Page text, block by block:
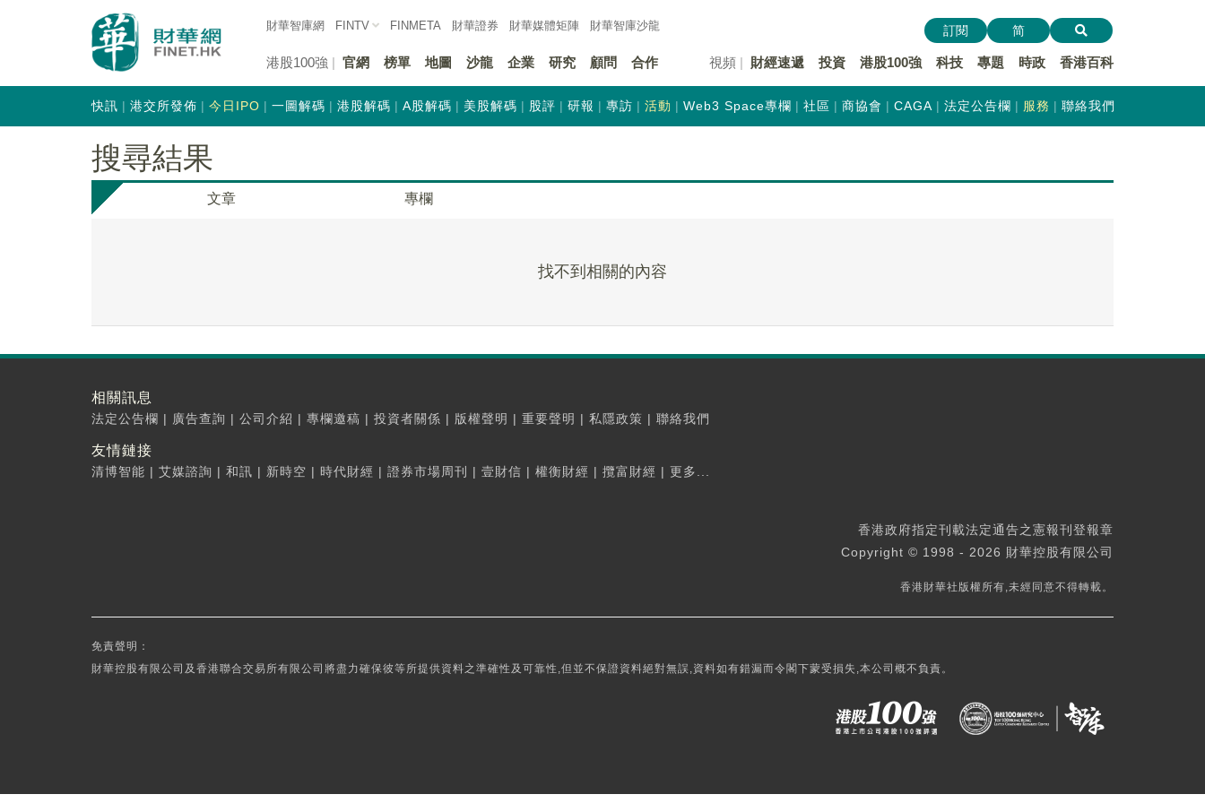
財華智庫網 FINTV FINMETA 財華證券 財華媒體矩陣 財華智庫沙龍
港股100強 官網 榜單 地圖 沙龍 企業 研究 顧問 合作 視頻 財經速遞 投資 港股100強 科技 專題 時政 香港百科
訂閱 简
快訊 港交所發佈 今日IPO 一圖解碼 港股解碼 A股解碼 美股解碼 股評 研報 專訪 活動 Web3 Space專欄 社區 商協會 CAGA 法定公告欄 服務 聯絡我們
搜尋結果
文章 專欄
找不到相關的內容
相關訊息
法定公告欄 | 廣告查詢 | 公司介紹 | 專欄邀稿 | 投資者關係 | 版權聲明 | 重要聲明 | 私隱政策 | 聯絡我們
友情鏈接
清博智能 | 艾媒諮詢 | 和訊 | 新時空 | 時代財經 | 證券市場周刊 | 壹財信 | 權衡財經 | 攬富財經 | 更多...
香港政府指定刊載法定通告之憲報刊登報章
Copyright © 1998 - 2026 財華控股有限公司
香港財華社版權所有,未經同意不得轉載。
免責聲明：
財華控股有限公司及香港聯合交易所有限公司將盡力確保彼等所提供資料之準確性及可靠性,但並不保證資料絕對無誤,資料如有錯漏而令閣下蒙受損失,本公司概不負責。